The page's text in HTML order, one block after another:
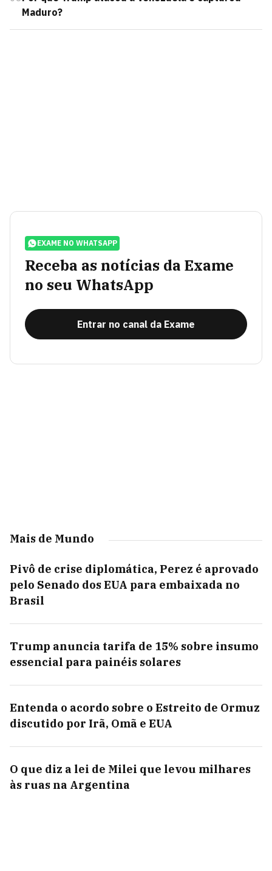
Maduro?
EXAME NO WHATSAPP
Receba as notícias da Exame
no seu WhatsApp
Entrar no canal da Exame
Mais de Mundo
Pivô de crise diplomática, Perez é aprovado
pelo Senado dos EUA para embaixada no
Brasil
Trump anuncia tarifa de 15% sobre insumo
essencial para painéis solares
Entenda o acordo sobre o Estreito de Ormuz
discutido por Irã, Omã e EUA
O que diz a lei de Milei que levou milhares
às ruas na Argentina